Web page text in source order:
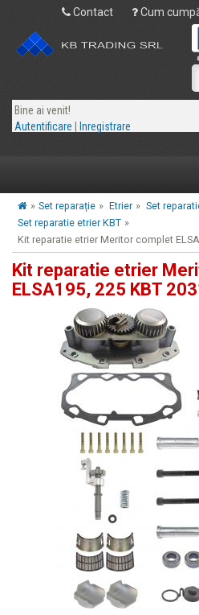
Contact Cum
Bine ai venit!
Autentificare
Inregistrare
» Set reparație » Etrier » Set
Set reparatie etrier KBT »
Kit reparatie etrier Meritor complet
Kit reparatie etrier
ELSA195, 225 KBT